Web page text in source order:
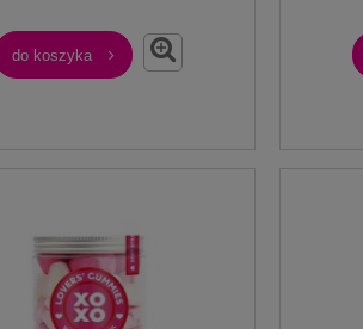
do koszyka